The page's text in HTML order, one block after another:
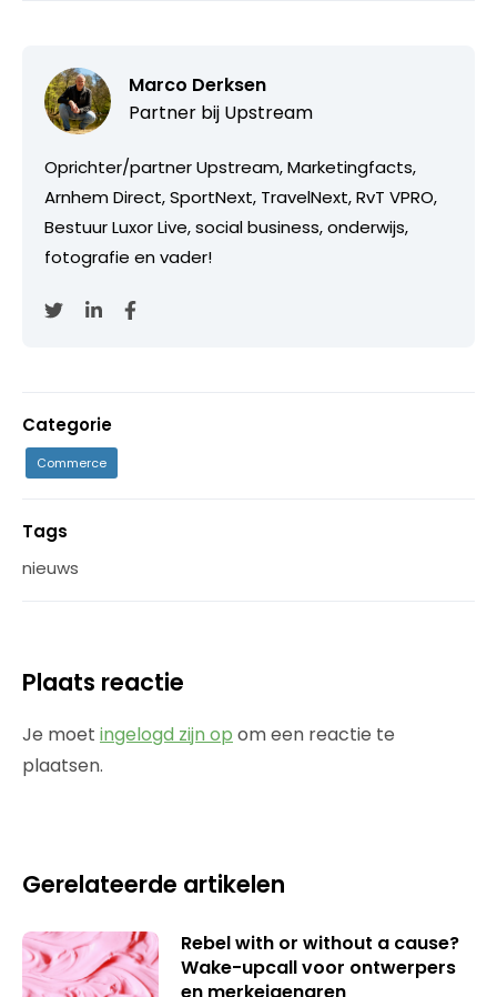
Marco Derksen
Partner bij Upstream
Oprichter/partner Upstream, Marketingfacts,
Arnhem Direct, SportNext, TravelNext, RvT VPRO,
Bestuur Luxor Live, social business, onderwijs,
fotografie en vader!
Categorie
Commerce
Tags
nieuws
Plaats reactie
Je moet ingelogd zijn op om een reactie te
plaatsen.
Gerelateerde artikelen
Rebel with or without a cause?
Wake-upcall voor ontwerpers
en merkeigenaren